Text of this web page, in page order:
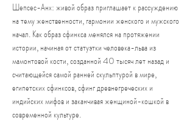
Шепсес-Анх: живой образ приглашает к рассуждению
на тему женственности, гармонии женского и мужского
начал. Как образ сфинкса менялся на протяжении
истории, начиная от статуэтки человека-льва из
мамонтовой кости, созданной 40 тысяч лет назад и
считающейся самой ранней скульптурой в мире,
египетских сфинксов, сфинг древнегреческих и
индийских мифов и заканчивая женщиной-кошкой в
современной культуре.